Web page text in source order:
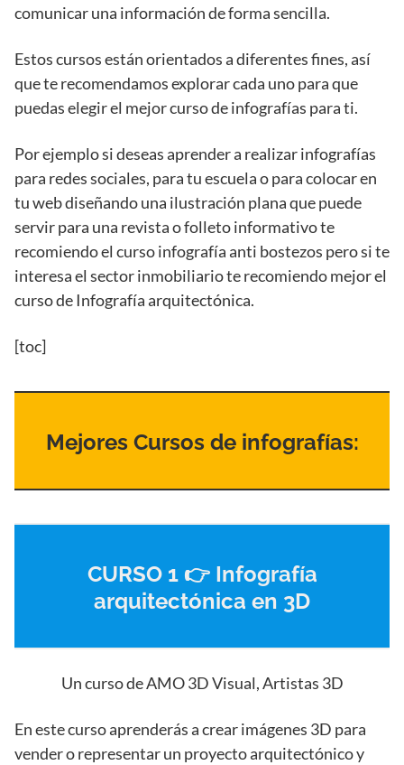
comunicar una información de forma sencilla.
Estos cursos están orientados a diferentes fines, así
que te recomendamos explorar cada uno para que
puedas elegir el mejor curso de infografías para ti.
Por ejemplo si deseas aprender a realizar infografías
para redes sociales, para tu escuela o para colocar en
tu web diseñando una ilustración plana que puede
servir para una revista o folleto informativo te
recomiendo el curso infografía anti bostezos pero si te
interesa el sector inmobiliario te recomiendo mejor el
curso de Infografía arquitectónica.
[toc]
Mejores Cursos de infografías:
CURSO 1 👉 Infografía
arquitectónica en 3D
Un curso de AMO 3D Visual, Artistas 3D
En este curso aprenderás a crear imágenes 3D para
vender o representar un proyecto arquitectónico y